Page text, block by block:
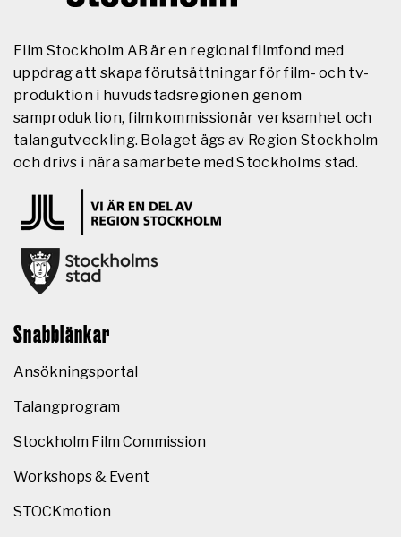
Film Stockholm AB är en regional filmfond med
uppdrag att skapa förutsättningar för film- och tv-
produktion i huvudstadsregionen genom
samproduktion, filmkommissionär verksamhet och
talangutveckling. Bolaget ägs av Region Stockholm
och drivs i nära samarbete med Stockholms stad.
Snabblänkar
Ansökningsportal
Talangprogram
Stockholm Film Commission
Workshops & Event
STOCKmotion